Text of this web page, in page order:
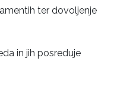
ter dovoljenje
in jih posreduje